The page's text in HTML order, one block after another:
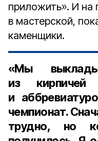
приложить». И на
в мастерской,
каменщики.
«Мы
из
и
чемпионат.
трудно, но